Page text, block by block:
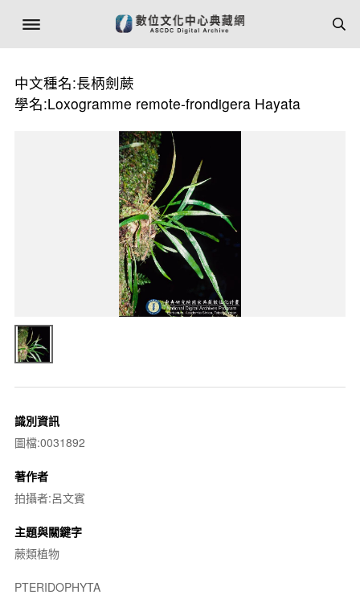
中文種名:長柄劍蕨
學名:Loxogramme remote-frondigera Hayata
識別資訊
圖檔:0031892
著作者
拍攝者:呂文賓
主題與關鍵字
蕨類植物
PTERIDOPHYTA